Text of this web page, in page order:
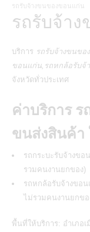
รถรับจ้างขนของขอนแก่น
รถรับจ้า
บริการ รถรับจ้างขนขอ
ขอนแก่น,รถหกล้อรับจ้
จังหวัดทั่วประเทศ
ค่าบริการ
ขนส่งสินค้า
รถกระบะรับจ้างขอ
รวมคนงานยกของ)
รถหกล้อรับจ้างขอน
ไม่รวมคนงานยกขอ
พื้นที่ให้บริการ: อำเภอ